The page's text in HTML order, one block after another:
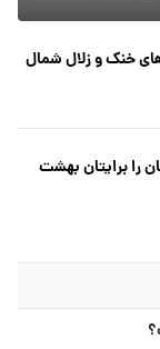
خنک و زلال شمال
را برایتان بهشت